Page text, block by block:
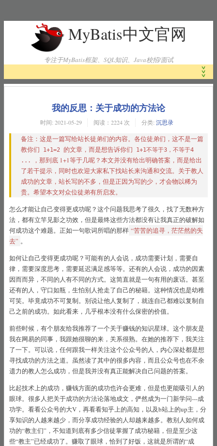
MyBatis中文官网
专注于MyBatis框架、SQL知识、Java校招/面试
MyBatis下载
MyBatis官方文档
MyBatis映射器
一针见血MyBatis插件机制
系统化学习法
关于网站
我的反思：关于成功的方法论
时间: 2021-05-29 阅读：2224 次 分类: 沉思录
备注：这是一篇写给站长徒弟们的内容。各位徒弟们，这不是一篇
教你们
1+1=2 的文章，而是想告诉你们
1+1不等于3，不等于4
...
，那到底 1+1等于几呢？本文并没有给出明确答案，而是给出
了若干提示，同时也欢迎大家私下找站长来沟通和交流。关于教人
成功的文章，站长写的不多，但是正因为写的少，才会物以稀为
贵。希望本文对众位徒弟有所启发。
怎么才能让自己变得更成功呢？这个问题我思考了很久，找了无数种方
法，都有立竿见影之功效，但是最终这些方法都没有让我真正的破解如
何成功这个难题。正如一句歌词所唱的那样 “苦苦的追寻，茫茫然的失
去” 。
如何让自己变得更成功呢？可能有的人会说，成功需要计划，需要自
律，需要深度思考，需要延迟满足感等等。还有的人会说，成功的因素
因而而异，不同的人有不同的方式。这简直就是一句有用的废话。甚至
还有的人，守口如瓶，生怕别人抢走了自己的秘籍。这种情况也是幼稚
可笑。毕竟成功不可复制。别说让他人复制了，就连自己都难以复制自
己之前的成功。如此看来，几乎根本没有什么保密的价值。
前些时候，有个朋友给我推荐了一个关于赚钱的知识星球。这个朋友是
我在网易的同事，我跟她很聊的来，关系很熟。在她的推荐下，我关注
了一下。可以说，任何跟我一样关注这个公众号的人，内心深处都是想
寻找成功的方法之道。虽然读了其中的很多内容，而且公众号也在不余
遗力的教人怎么成功，但是我并没有真正能解决自己问题的答案。
比起技术上的成功，赚钱方面的成功也许会更难，但是也更能吸引人的
眼球。很多人把关于成功的方法论落地成文，俨然成为一门新学问---成
功学。看看公众号的大V，再看看知乎上的高知，以及b站上的up主，分
享知识的人越来越少，而分享成功经验的人却越来越多。教别人如何成
功的“教主们”，不知道到底有多少信徒掌握了成功秘籍，但是至少这
些“教主”已经成功了。赚取了眼球，恰到了好饭，这就是所谓的“成